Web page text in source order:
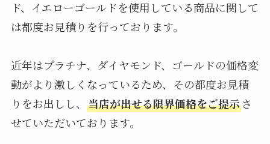
ド、イエローゴールドを使用している商品に関して
は都度お見積りを行っております。
近年はプラチナ、ダイヤモンド、ゴールドの価格変
動がより激しくなっているため、その都度お見積
りをお出しし、 当店が出せる限界価格をご提示さ
せていただいております。